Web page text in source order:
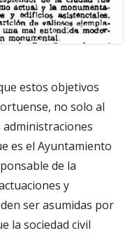
estos objetivos
no solo al
es el Ayuntamiento
de la
y
ser asumidas por
la sociedad civil